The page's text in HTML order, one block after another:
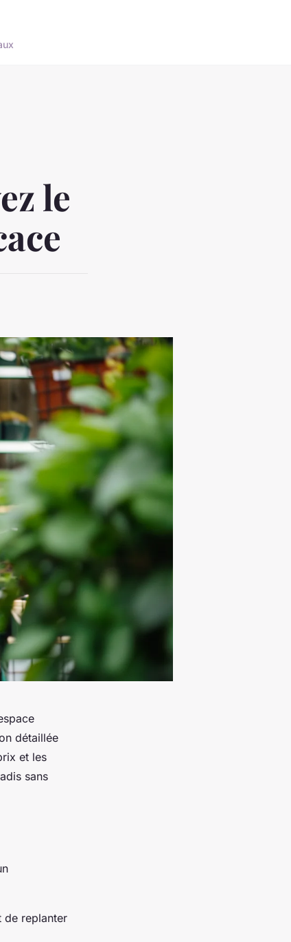
le
détaillée
et les
sans
de replanter